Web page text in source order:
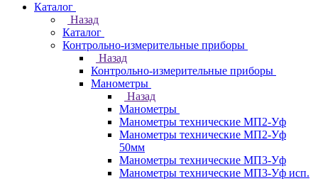
Каталог
Назад
Каталог
Контрольно-измерительные приборы
Назад
Контрольно-измерительные приборы
Манометры
Назад
Манометры
Манометры технические МП2-Уф
Манометры технические МП2-Уф
50мм
Манометры технические МП3-Уф
Манометры технические МП3-Уф исп.